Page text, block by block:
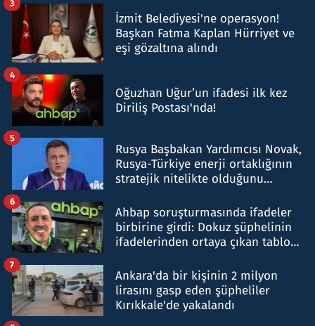
İzmit Belediyesi'ne operasyon!
Başkan Fatma Kaplan Hürriyet ve
eşi gözaltına alındı
3
Oğuzhan Uğur’un ifadesi ilk kez
Diriliş Postası'nda!
4
Rusya Başbakan Yardımcısı Novak,
Rusya-Türkiye enerji ortaklığının
stratejik nitelikte olduğunu
5
Ahbap soruşturmasında ifadeler
birbirine girdi: Dokuz şüphelinin
ifadelerinden ortaya çıkan tablo
6
Ankara'da bir kişinin 2 milyon
lirasını gasp eden şüpheliler
Kırıkkale'de yakalandı
7